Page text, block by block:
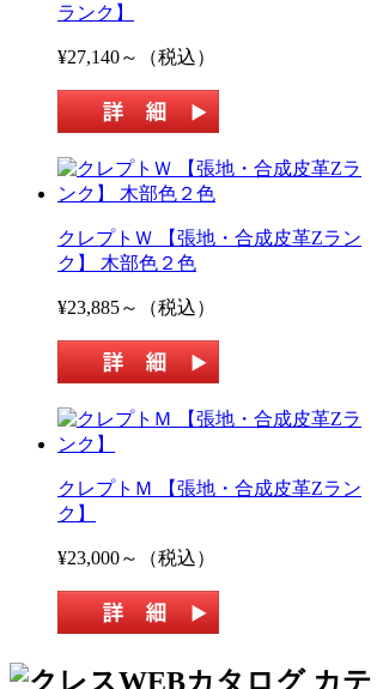
ランク】
¥27,140～（税込）
クレプトＷ 【張地・合成皮革Zラン
ク】 木部色２色
¥23,885～（税込）
クレプトＭ 【張地・合成皮革Zラン
ク】
¥23,000～（税込）